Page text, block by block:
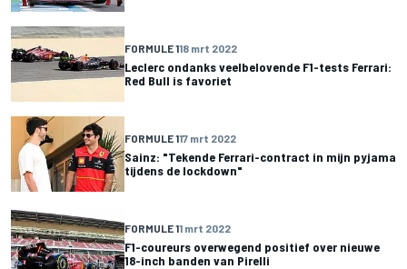
FORMULE 118 mrt 2022
Leclerc ondanks veelbelovende F1-tests Ferrari:
Red Bull is favoriet
FORMULE 117 mrt 2022
Sainz: "Tekende Ferrari-contract in mijn pyjama
tijdens de lockdown"
FORMULE 11 mrt 2022
F1-coureurs overwegend positief over nieuwe
18-inch banden van Pirelli